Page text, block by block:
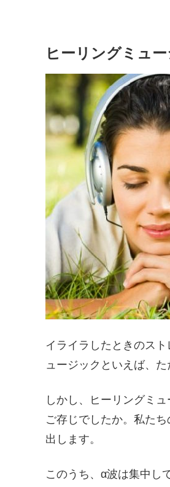
ヒーリングミュ
イライラしたときのス
ュージックといえば、
しかし、ヒーリングミ
ご存じでしたか。私た
出します。
このうち、α波は集中し